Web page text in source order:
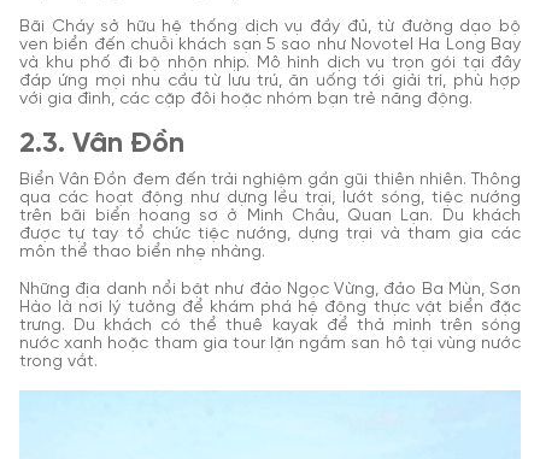
Bãi Cháy sở hữu hệ thống dịch vụ đầy đủ, từ đường dạo bộ
ven biển đến chuỗi khách sạn 5 sao như Novotel Ha Long Bay
và khu phố đi bộ nhộn nhịp. Mô hình dịch vụ trọn gói tại đây
đáp ứng mọi nhu cầu từ lưu trú, ăn uống tới giải trí, phù hợp
với gia đình, các cặp đôi hoặc nhóm bạn trẻ năng động.
2.3. Vân Đồn
Biển Vân Đồn đem đến trải nghiệm gần gũi thiên nhiên. Thông
qua các hoạt động như dựng lều trại, lướt sóng, tiệc nướng
trên bãi biển hoang sơ ở Minh Châu, Quan Lạn. Du khách
được tự tay tổ chức tiệc nướng, dựng trại và tham gia các
môn thể thao biển nhẹ nhàng.
Những địa danh nổi bật như đảo Ngọc Vừng, đảo Ba Mùn, Sơn
Hào là nơi lý tưởng để khám phá hệ động thực vật biển đặc
trưng. Du khách có thể thuê kayak để thả mình trên sóng
nước xanh hoặc tham gia tour lặn ngắm san hô tại vùng nước
trong vắt.